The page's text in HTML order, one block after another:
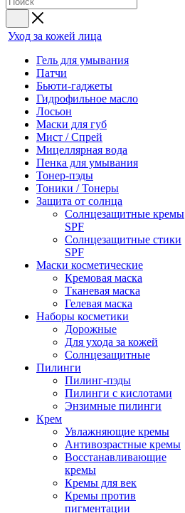
Уход за кожей лица
Гель для умывания
Патчи
Бьюти-гаджеты
Гидрофильное масло
Лосьон
Маски для губ
Мист / Спрей
Мицеллярная вода
Пенка для умывания
Тонер-пэды
Тоники / Тонеры
Защита от солнца
Солнцезащитные кремы
SPF
Солнцезащитные стики
SPF
Маски косметические
Кремовая маска
Тканевая маска
Гелевая маска
Наборы косметики
Дорожные
Для ухода за кожей
Солнцезащитные
Пилинги
Пилинг-пэды
Пилинги с кислотами
Энзимные пилинги
Крем
Увлажняющие кремы
Антивозрастные кремы
Восстанавливающие
кремы
Кремы для век
Кремы против
пигментации